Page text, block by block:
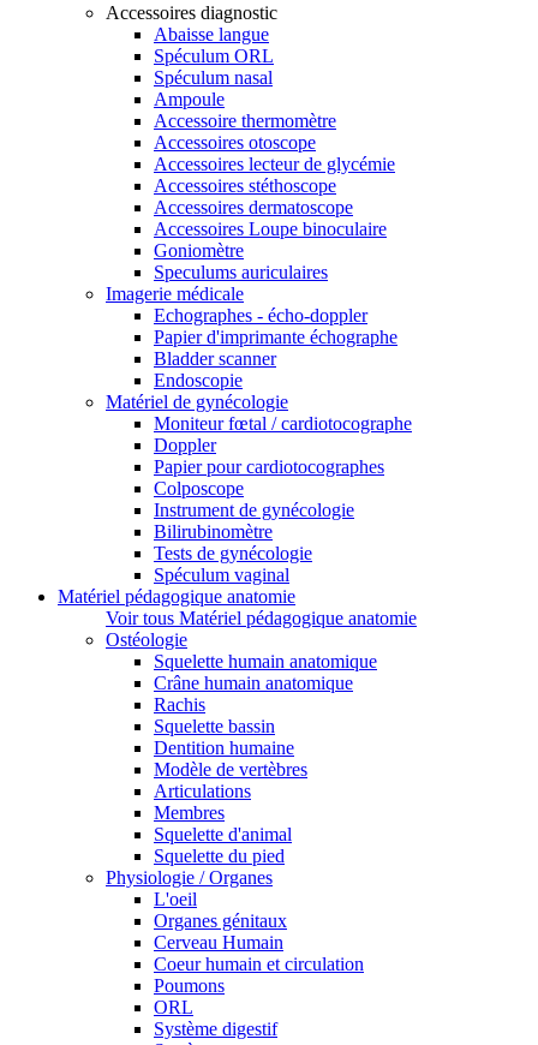
Accessoires diagnostic
Abaisse langue
Spéculum ORL
Spéculum nasal
Ampoule
Accessoire thermomètre
Accessoires otoscope
Accessoires lecteur de glycémie
Accessoires stéthoscope
Accessoires dermatoscope
Accessoires Loupe binoculaire
Goniomètre
Speculums auriculaires
Imagerie médicale
Echographes - écho-doppler
Papier d'imprimante échographe
Bladder scanner
Endoscopie
Matériel de gynécologie
Moniteur fœtal / cardiotocographe
Doppler
Papier pour cardiotocographes
Colposcope
Instrument de gynécologie
Bilirubinomètre
Tests de gynécologie
Spéculum vaginal
Matériel pédagogique anatomie
Voir tous Matériel pédagogique anatomie
Ostéologie
Squelette humain anatomique
Crâne humain anatomique
Rachis
Squelette bassin
Dentition humaine
Modèle de vertèbres
Articulations
Membres
Squelette d'animal
Squelette du pied
Physiologie / Organes
L'oeil
Organes génitaux
Cerveau Humain
Coeur humain et circulation
Poumons
ORL
Système digestif